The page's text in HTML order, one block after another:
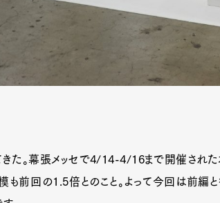
た。幕張メッセで4/14-4/16まで開催された
も前回の1.5倍とのこと。よって今回は前編